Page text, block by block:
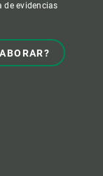
de evidencias